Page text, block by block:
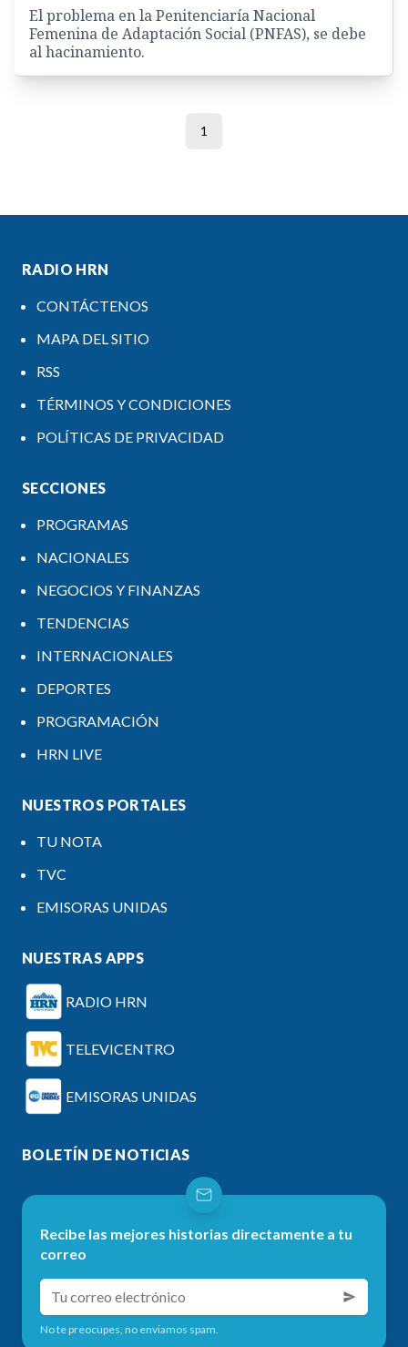
El problema en la Penitenciaría Nacional
Femenina de Adaptación Social (PNFAS), se debe
al hacinamiento.
1
RADIO HRN
CONTÁCTENOS
MAPA DEL SITIO
RSS
TÉRMINOS Y CONDICIONES
POLÍTICAS DE PRIVACIDAD
SECCIONES
PROGRAMAS
NACIONALES
NEGOCIOS Y FINANZAS
TENDENCIAS
INTERNACIONALES
DEPORTES
PROGRAMACIÓN
HRN LIVE
NUESTROS PORTALES
TU NOTA
TVC
EMISORAS UNIDAS
NUESTRAS APPS
RADIO HRN
TELEVICENTRO
EMISORAS UNIDAS
BOLETÍN DE NOTICIAS
Recibe las mejores historias directamente a tu
correo
No te preocupes, no enviamos spam.